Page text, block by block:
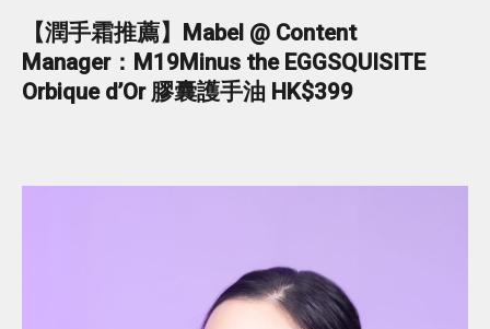
【潤手霜推薦】 Mabel @ Content
Manager：M19Minus the EGGSQUISITE
Orbique d’Or 膠囊護手油 HK$399